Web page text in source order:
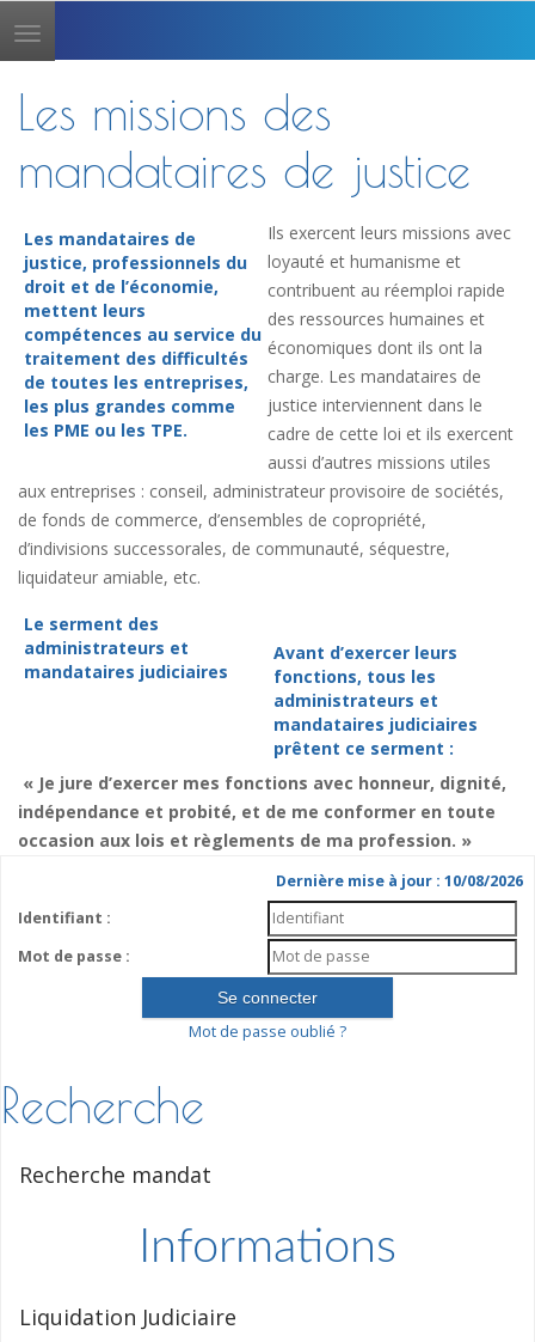
Toggle
navigation
Les missions des
mandataires de justice
Les mandataires de
justice, professionnels du
droit et de l’économie,
mettent leurs
compétences au service du
traitement des difficultés
de toutes les entreprises,
les plus grandes comme
les PME ou les TPE.
Ils exercent leurs missions avec
loyauté et humanisme et
contribuent au réemploi rapide
des ressources humaines et
économiques dont ils ont la
charge. Les mandataires de
justice interviennent dans le
cadre de cette loi et ils exercent
aussi d’autres missions utiles
aux entreprises : conseil, administrateur provisoire de sociétés,
de fonds de commerce, d’ensembles de copropriété,
d’indivisions successorales, de communauté, séquestre,
liquidateur amiable, etc.
Le serment des
administrateurs et
mandataires judiciaires
Avant d’exercer leurs
fonctions, tous les
administrateurs et
mandataires judiciaires
prêtent ce serment :
« Je jure d’exercer mes fonctions avec honneur, dignité,
indépendance et probité, et de me conformer en toute
occasion aux lois et règlements de ma profession. »
Dernière mise à jour : 10/08/2026
Identifiant :
Mot de passe :
Mot de passe oublié ?
Recherche
Recherche mandat
Informations
Liquidation Judiciaire